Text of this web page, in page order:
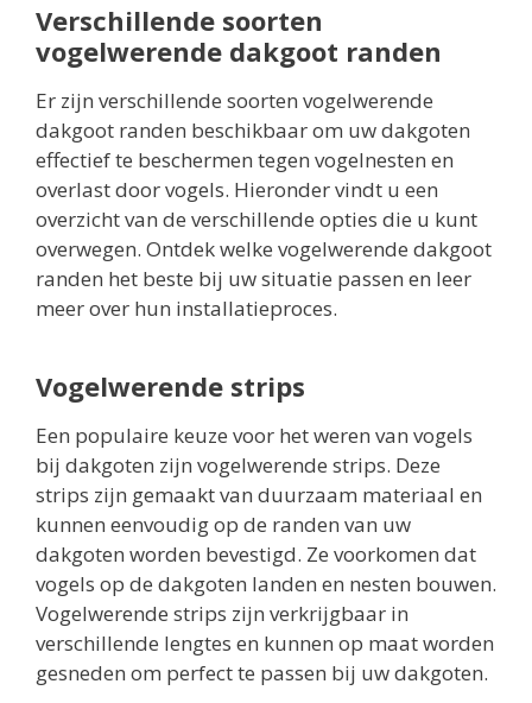
Verschillende soorten
vogelwerende dakgoot randen
Er zijn verschillende soorten vogelwerende
dakgoot randen beschikbaar om uw dakgoten
effectief te beschermen tegen vogelnesten en
overlast door vogels. Hieronder vindt u een
overzicht van de verschillende opties die u kunt
overwegen. Ontdek welke vogelwerende dakgoot
randen het beste bij uw situatie passen en leer
meer over hun installatieproces.
Vogelwerende strips
Een populaire keuze voor het weren van vogels
bij dakgoten zijn vogelwerende strips. Deze
strips zijn gemaakt van duurzaam materiaal en
kunnen eenvoudig op de randen van uw
dakgoten worden bevestigd. Ze voorkomen dat
vogels op de dakgoten landen en nesten bouwen.
Vogelwerende strips zijn verkrijgbaar in
verschillende lengtes en kunnen op maat worden
gesneden om perfect te passen bij uw dakgoten.